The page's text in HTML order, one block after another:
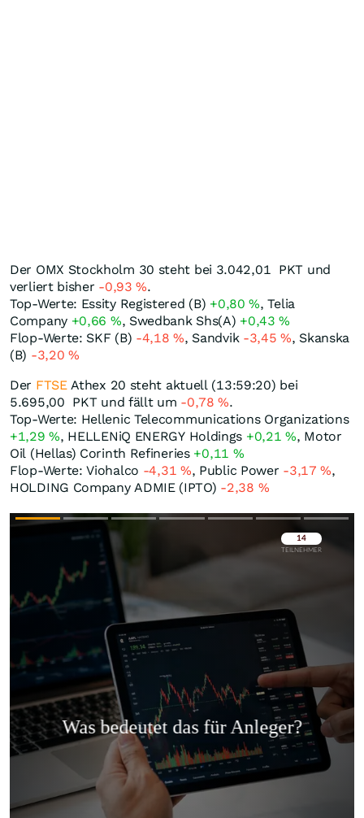
Der OMX Stockholm 30 steht bei 3.042,01 PKT und
verliert bisher -0,93%.
Top-Werte: Essity Registered (B) +0,80%, Telia
Company +0,66 %, Swedbank Shs(A) +0,43%
Flop-Werte: SKF (B) -4,18%, Sandvik -3,45%, Skanska
(B) -3,20%
Der FTSEAthex 20 steht aktuell (13:59:20) bei
5.695,00 PKTund fällt um -0,78%.
Top-Werte: Hellenic Telecommunications Organizations
+1,29%, HELLENiQ ENERGY Holdings +0,21%, Motor
Oil (Hellas) Corinth Refineries +0,11 %
Flop-Werte: Viohalco -4,31 %, Public Power -3,17%,
HOLDING Company ADMIE (IPTO) -2,38 %
Überspringen